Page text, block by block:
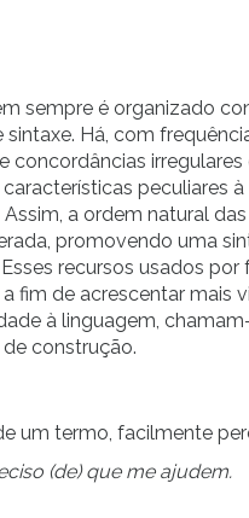
sempre é organizado
sintaxe. Há, com
concordâncias irregulares
peculiares
Assim, a ordem natural
promovendo uma
recursos usados por
fim de acrescentar mais
à linguagem,
construção.
um termo, facilmente
(de) que me ajudem.